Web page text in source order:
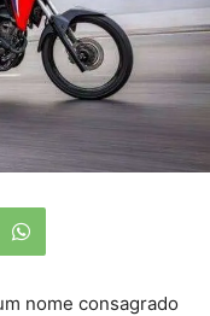
nome consagrado